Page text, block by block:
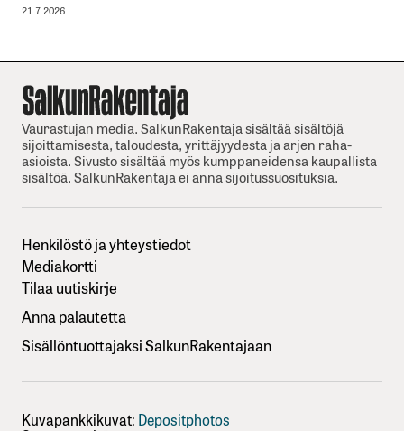
21.7.2026
Vaurastujan media. SalkunRakentaja sisältää sisältöjä
sijoittamisesta, taloudesta, yrittäjyydesta ja arjen raha-
asioista. Sivusto sisältää myös kumppaneidensa kaupallista
sisältöä. SalkunRakentaja ei anna sijoitussuosituksia.
Henkilöstö ja yhteystiedot
Mediakortti
Tilaa uutiskirje
Anna palautetta
Sisällöntuottajaksi SalkunRakentajaan
Kuvapankkikuvat: Depositphotos